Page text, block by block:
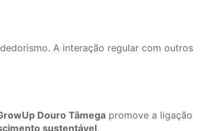
A interação regular com outros
Douro Tâmega promove a ligação
sustentável.